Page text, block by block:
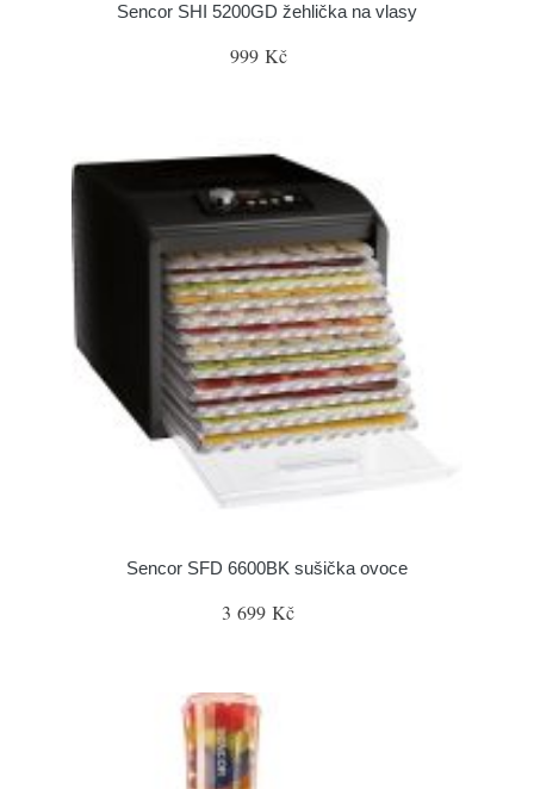
Sencor SHI 5200GD žehlička na vlasy
999 Kč
Sencor SFD 6600BK sušička ovoce
3 699 Kč